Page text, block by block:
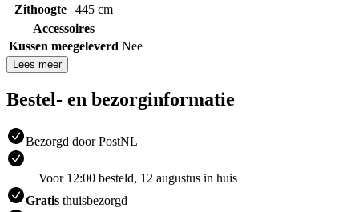
Zithoogte
445 cm
Accessoires
Kussen meegeleverd Nee
Lees meer
Bestel- en bezorginformatie
Bezorgd door PostNL
Voor 12:00 besteld, 12 augustus in huis
Gratis thuisbezorgd